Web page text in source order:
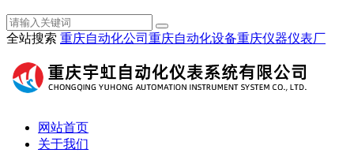
全站搜索 重庆自动化公司 重庆自动化设备重庆仪器仪表厂
网站首页
关于我们